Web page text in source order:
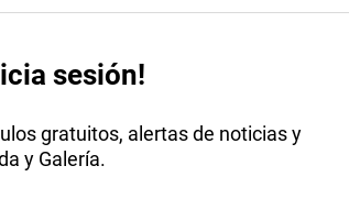
sesión!
gratuitos, alertas de noticias y
y Galería.